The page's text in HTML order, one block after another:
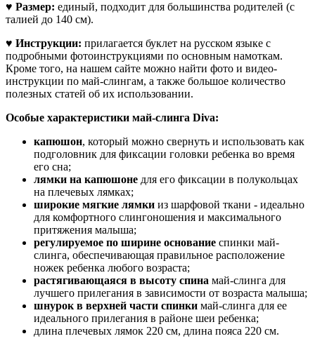
♥ Размер: единый, подходит для большинства родителей (с
талией до 140 см).
♥ Инструкции: прилагается буклет на русском языке с
подробными фотоинструкциями по основным намоткам.
Кроме того, на нашем сайте можно найти фото и видео-
инструкции по май-слингам, а также большое количество
полезных статей об их использовании.
Особые характеристики май-слинга Diva:
капюшон, который можно свернуть и использовать как
подголовник для фиксации головки ребенка во время
его сна;
лямки на капюшоне для его фиксации в полукольцах
на плечевых лямках;
широкие мягкие лямки из шарфовой ткани - идеально
для комфортного слингоношения и максимального
притяжения малыша;
регулируемое по ширине основание спинки май-
слинга, обеспечивающая правильное расположение
ножек ребенка любого возраста;
растягивающаяся в высоту спина май-слинга для
лучшего прилегания в зависимости от возраста малыша;
шнурок в верхней части спинки май-слинга для ее
идеального прилегания в районе шеи ребенка;
длина плечевых лямок 220 см, длина пояса 220 см.